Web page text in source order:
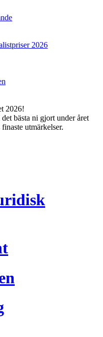
2026
2026!
bästa ni gjort under året
utmärkelser.